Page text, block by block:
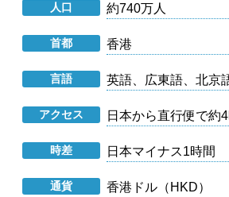
人口 約740万人
首都 香港
言語 英語、広東語、北京
アクセス 日本から直行便で約
時差 日本マイナス1時間
通貨 香港ドル（HKD）